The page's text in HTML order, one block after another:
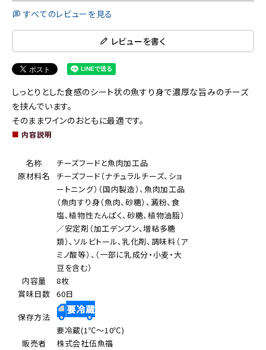
すべてのレビューを見る
レビューを書く
しっとりとした食感のシート状の魚すり身で濃厚な旨みのチーズ
を挟んでいます。
そのままワインのおともに最適です。
■ 内容説明
名称
チーズフードと魚肉加工品
原材料名
チーズフード（ナチュラルチーズ、ショ
ートニング）（国内製造）、魚肉加工品
（魚肉すり身（魚肉、砂糖）、澱粉、食
塩、植物性たんぱく、砂糖、植物油脂）
／安定剤（加工デンプン、増粘多糖
類）、ソルビトール、乳化剤、調味料（ア
ミノ酸等）、（一部に乳成分・小麦・大
豆を含む）
内容量
8枚
賞味日数 60日
保存方法
要冷蔵(1℃～10℃)
販売者
株式会社伍魚福